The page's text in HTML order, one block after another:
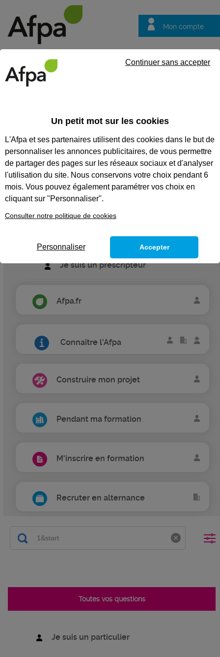
Mon compte
questions
VOS QUESTIONS
Recherches populaires :Conseiller Emploi Formation
Je suis une entreprise
Je suis un prescripteur
Afpa.fr
Connaître l'Afpa
Construire mon projet
Pendant ma formation
M'inscrire en formation
Recruter en alternance
Toutes vos questions
Je suis un particulier
Un petit mot sur les cookies
L'Afpa et ses partenaires utilisent des cookies dans le but de
personnaliser les annonces publicitaires, de vous permettre
de partager des pages sur les réseaux sociaux et d'analyser
l'utilisation du site. Nous conservons votre choix pendant 6
mois. Vous pouvez également paramétrer vos choix en
cliquant sur "Personnaliser".
Consulter notre politique de cookies
Continuer sans accepter
Personnaliser Accepter